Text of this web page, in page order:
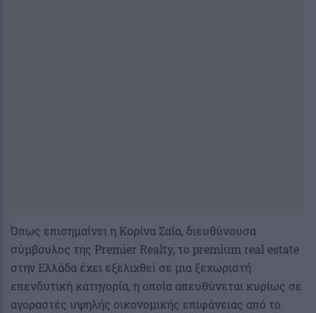
Όπως επισημαίνει η Κορίνα Σαΐα, διευθύνουσα
σύμβουλος της Premier Realty, το premium real estate
στην Ελλάδα έχει εξελιχθεί σε μια ξεχωριστή
επενδυτική κατηγορία, η οποία απευθύνεται κυρίως σε
αγοραστές υψηλής οικονομικής επιφάνειας από το